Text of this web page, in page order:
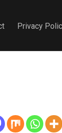
Privacy